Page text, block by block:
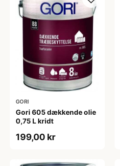
GORI
Gori 605 dækkende olie
0,75 L kridt
199,00 kr